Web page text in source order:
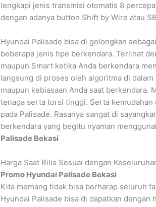
lengkapi jenis transmisi otomatis 8
dengan adanya button Shift by Wire atau
Hyundai Palisade bisa di golongkan
beberapa jenis tipe berkendara. Terlihat
maupun Smart ketika Anda berkendara
langsung di proses oleh algoritma di
maupun kebiasaan Anda saat berkendara.
tenaga serta torsi tinggi. Serta
pada Palisade. Rasanya sangat di
berkendara yang begitu nyaman
Palisade Bekasi
Harga Saat Rilis Sesuai dengan
Promo Hyundai Palisade Bekasi
Kita memang tidak bisa berharap seluruh
Hyundai Palisade bisa di dapatkan dengan